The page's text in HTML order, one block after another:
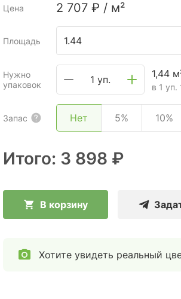
Цена 2 707 ₽ / м²
Площадь
Нужно
упаковок
1 уп.
1,44
в 1 уп.
Запас Нет 5% 10%
Итого: 3 898 ₽
В корзину
Хотите увидеть реальный